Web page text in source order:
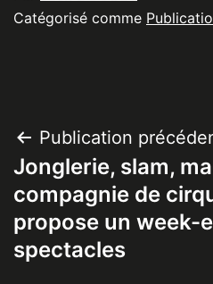
Catégorisé comme
Navigation
de
l’article
Publication
Jonglerie, slam,
compagnie de
propose un week-
spectacles